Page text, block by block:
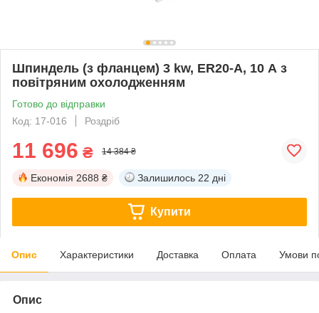
Шпиндель (з фланцем) 3 kw, ER20-A, 10 А з
повітряним охолодженням
Готово до відправки
Код: 17-016
Роздріб
11 696 ₴ 14 384 ₴
Економія 2688 ₴ Залишилось 22 дні
Купити
Опис Характеристики Доставка Оплата Умови
Опис